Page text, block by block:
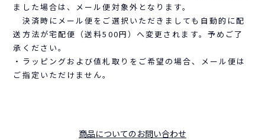
ました場合は、メール便対象外となります。
決済時にメール便をご選択いただきましても自動的に配
送方法が宅配便（送料500円）へ変更されます。予めご了
承ください。
・ラッピングおよび値札取りをご希望の場合、メール便は
ご指定いただけません。
商品についてのお問い合わせ